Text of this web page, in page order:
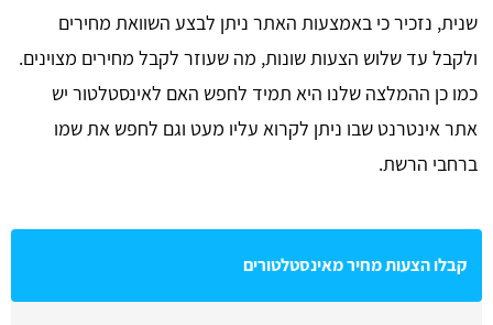
שנית, נזכיר כי באמצעות האתר ניתן לבצע השוואת מחירים
ולקבל עד שלוש הצעות שונות, מה שעוזר לקבל מחירים מצוינים.
כמו כן ההמלצה שלנו היא תמיד לחפש האם לאינסטלטור יש
אתר אינטרנט שבו ניתן לקרוא עליו מעט וגם לחפש את שמו
ברחבי הרשת.
קבלו הצעות מחיר מאינסטלטורים